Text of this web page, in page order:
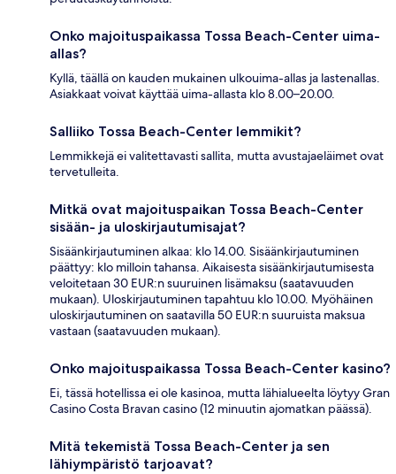
Onko majoituspaikassa Tossa Beach-Center uima-
allas?
Kyllä, täällä on kauden mukainen ulkouima-allas ja lastenallas.
Asiakkaat voivat käyttää uima-allasta klo 8.00–20.00.
Salliiko Tossa Beach-Center lemmikit?
Lemmikkejä ei valitettavasti sallita, mutta avustajaeläimet ovat
tervetulleita.
Mitkä ovat majoituspaikan Tossa Beach-Center
sisään- ja uloskirjautumisajat?
Sisäänkirjautuminen alkaa: klo 14.00. Sisäänkirjautuminen
päättyy: klo milloin tahansa. Aikaisesta sisäänkirjautumisesta
veloitetaan 30 EUR:n suuruinen lisämaksu (saatavuuden
mukaan). Uloskirjautuminen tapahtuu klo 10.00. Myöhäinen
uloskirjautuminen on saatavilla 50 EUR:n suuruista maksua
vastaan (saatavuuden mukaan).
Onko majoituspaikassa Tossa Beach-Center kasino?
Ei, tässä hotellissa ei ole kasinoa, mutta lähialueelta löytyy Gran
Casino Costa Bravan casino (12 minuutin ajomatkan päässä).
Mitä tekemistä Tossa Beach-Center ja sen
lähiympäristö tarjoavat?